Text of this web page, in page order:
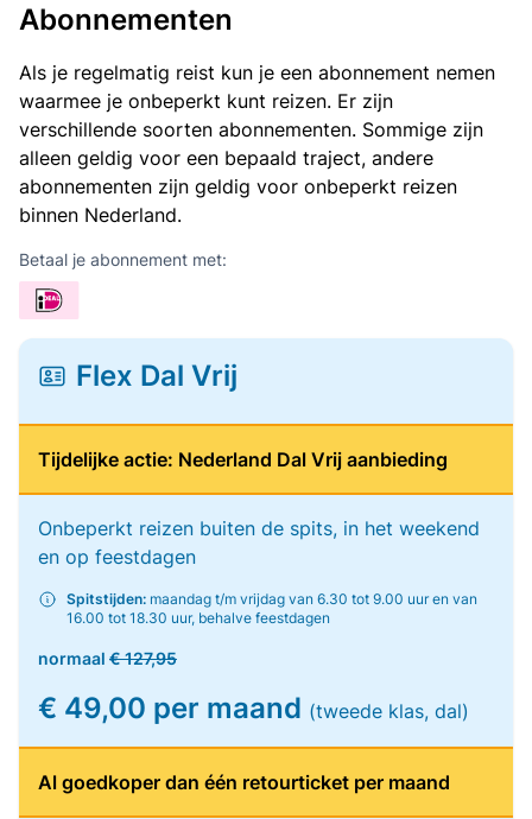
Abonnementen
Als je regelmatig reist kun je een abonnement nemen
waarmee je onbeperkt kunt reizen. Er zijn
verschillende soorten abonnementen. Sommige zijn
alleen geldig voor een bepaald traject, andere
abonnementen zijn geldig voor onbeperkt reizen
binnen Nederland.
Betaal je abonnement met:
Flex Dal Vrij
Tijdelijke actie: Nederland Dal Vrij aanbieding
Onbeperkt reizen buiten de spits, in het weekend
en op feestdagen
Spitstijden: maandag t/m vrijdag van 6.30 tot 9.00 uur en van
16.00 tot 18.30 uur, behalve feestdagen
normaal € 127,95
€ 49,00 per maand (tweede klas, dal)
Al goedkoper dan één retourticket per maand